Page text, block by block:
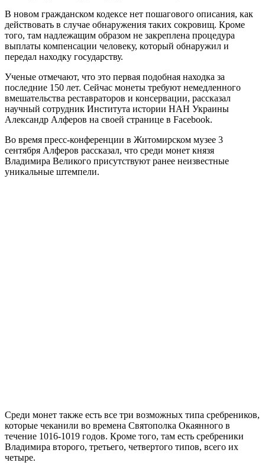
В новом гражданском кодексе нет пошагового описания, как
действовать в случае обнаружения таких сокровищ. Кроме
того, там надлежащим образом не закреплена процедура
выплаты компенсации человеку, который обнаружил и
передал находку государству.
Ученые отмечают, что это первая подобная находка за
последние 150 лет. Сейчас монеты требуют немедленного
вмешательства реставраторов и консервации, рассказал
научный сотрудник Института истории НАН Украины
Александр Алферов на своей странице в Facebook.
Во время пресс-конференции в Житомирском музее 3
сентября Алферов рассказал, что среди монет князя
Владимира Великого присутствуют ранее неизвестные
уникальные штемпели.
Среди монет также есть все три возможных типа сребреников,
которые чеканили во времена Святополка Окаянного в
течение 1016-1019 годов. Кроме того, там есть сребреники
Владимира второго, третьего, четвертого типов, всего их
четыре.